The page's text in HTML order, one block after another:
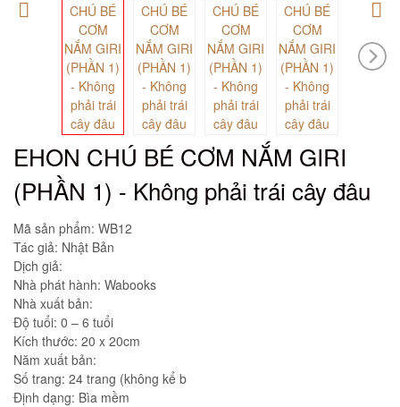
EHON CHÚ BÉ CƠM NẮM GIRI
(PHẦN 1) - Không phải trái cây đâu
Mã sản phẩm: WB12
Tác giả: Nhật Bản
Dịch giả:
Nhà phát hành: Wabooks
Nhà xuất bản:
Độ tuổi: 0 – 6 tuổi
Kích thước: 20 x 20cm
Năm xuất bản:
Số trang: 24 trang (không kể b
Định dạng: Bìa mềm